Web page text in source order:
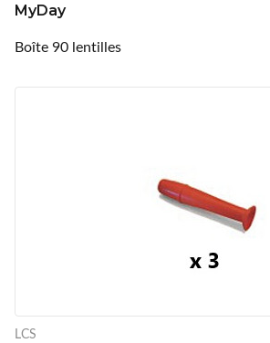
MyDay
Boîte 90 lentilles
LCS